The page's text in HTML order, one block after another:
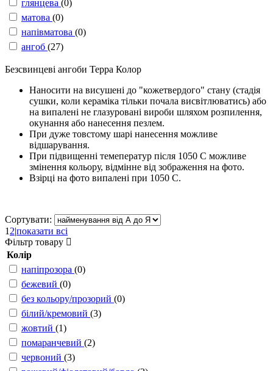
глянцева (0)
матова (0)
напівматова (0)
ангоб (27)
Безсвинцеві ангоби Терра Колор
Наносити на висушені до "кожетвердого" стану (стадія
сушки, коли кераміка тільки почала висвітлюватись) або
на випалені не глазуровані вироби шляхом розпилення,
окунання або нанесення пезлем.
При дуже товстому шарі нанесення можливе
відшарування.
При підвищенні темеператур після 1050 С можливе
змінення кольору, відмінне від зображення на фото.
Взірці на фото випалені при 1050 С.
Сортувати:
1 2|показати всі
Фільтр товару
Колір
напіпрозора (0)
бежевий (0)
без кольору/прозорий (0)
білий/кремовий (3)
жовтий (1)
помаранчевий (2)
червоний (3)